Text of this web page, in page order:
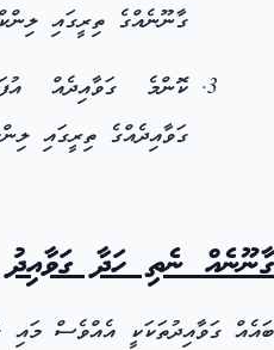
ގާނޫނެއްގެ ތިރީގައި
ކޮންމެ ގަވާއިދެއް
ގަވާއިދެއްގެ ތިރީގައި
ގާނޫނެއް ނެތި ހަދާ ގަވާއިދު
ބައެއް ގަވާއިދުތަކަކީ އެއްވެސް މައި